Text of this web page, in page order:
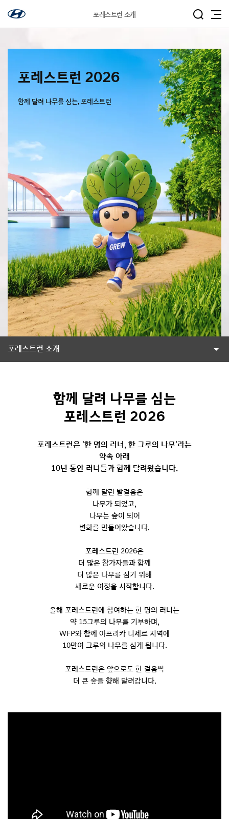
포레스트런 소개
포레스트런 2026
함께 달려 나무를 심는, 포레스트런
포레스트런 소개
함께 달려 나무를 심는
포레스트런 2026
포레스트런은 '한 명의 러너, 한 그루의 나무'라는
약속 아래
10년 동안 러너들과 함께 달려왔습니다.
함께 달린 발걸음은
나무가 되었고,
나무는 숲이 되어
변화를 만들어왔습니다.
포레스트런 2026은
더 많은 참가자들과 함께
더 많은 나무를 심기 위해
새로운 여정을 시작합니다.
올해 포레스트런에 참여하는 한 명의 러너는
약 15그루의 나무를 기부하며,
WFP와 함께 아프리카 니제르 지역에
10만여 그루의 나무를 심게 됩니다.
포레스트런은 앞으로도 한 걸음씩
더 큰 숲을 향해 달려갑니다.